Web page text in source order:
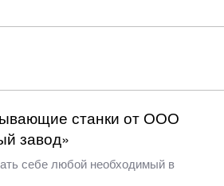
станки от ООО
завод»
себе любой необходимый в